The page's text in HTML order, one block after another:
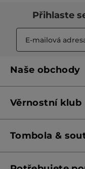
Přihlaste
Naše obchody
Franšízing
Věrnostní klub
Pravidla
Tombola &